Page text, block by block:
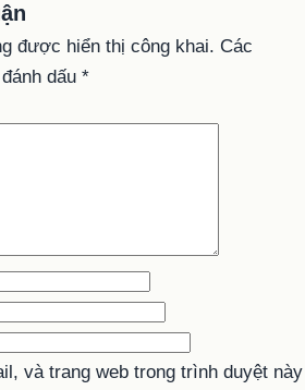
được hiển thị công khai. Các
dấu *
và trang web trong trình duyệt này